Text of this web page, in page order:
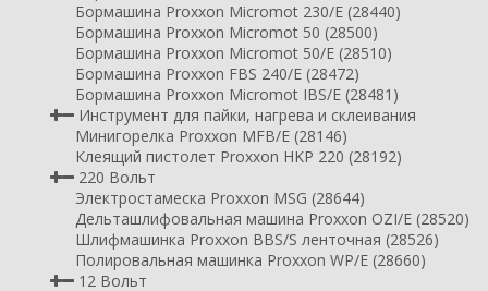
Бормашина Proxxon Micromot 230/E (28440)
Бормашина Proxxon Micromot 50 (28500)
Бормашина Proxxon Micromot 50/E (28510)
Бормашина Proxxon FBS 240/Е (28472)
Бормашина Proxxon Micromot IBS/E (28481)
Инструмент для пайки, нагрева и склеивания
Минигорелка Proxxon MFB/E (28146)
Клеящий пистолет Proxxon HKP 220 (28192)
220 Вольт
Электростамеска Proxxon MSG (28644)
Дельташлифовальная машина Proxxon OZI/E (28520)
Шлифмашинка Proxxon BBS/S ленточная (28526)
Полировальная машинка Proxxon WP/E (28660)
12 Вольт